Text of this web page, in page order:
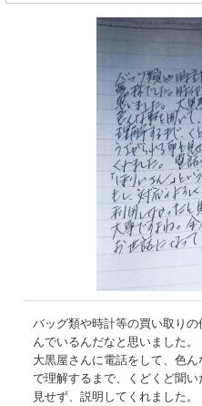
バッグ類や時計等の買い取り
んでいるんだなと思いました。
大黒屋さんに電話をして、色
で理解するまで、くどくど聞
見せず、説明してくれました。